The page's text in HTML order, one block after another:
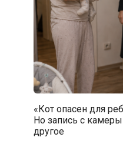
«Кот опасен для
Но запись с
другое